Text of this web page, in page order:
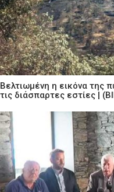
Βελτιωμένη η εικόνα της
τις διάσπαρτες εστίες |